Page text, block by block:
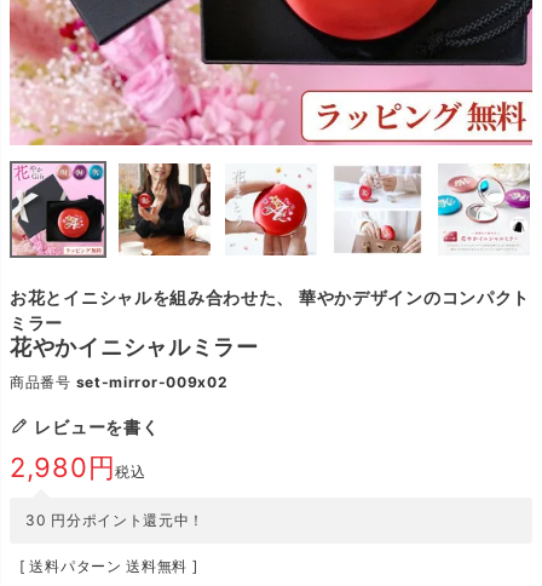
お花とイニシャルを組み合わせた、 華やかデザインのコンパクト
ミラー
花やかイニシャルミラー
商品番号 set-mirror-009x02
レビューを書く
2,980 税込
30 円分ポイント還元中！
送料パターン 送料無料